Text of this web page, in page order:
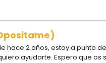
hace 2 años, estoy a punto
ayudarte. Espero que os